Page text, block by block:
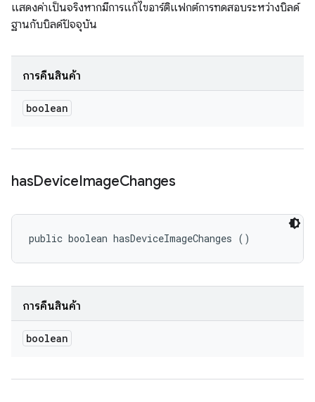
แสดงค่าเป็นจริงหากมีการแก้ไขอาร์ติแฟกต์การทดสอบระหว่างบิลด์
ฐานกับบิลด์ปัจจุบัน
การคืนสินค้า
boolean
hasDeviceImageChanges
public boolean hasDeviceImageChanges ()
การคืนสินค้า
boolean